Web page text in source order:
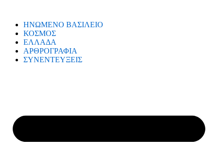
ΗΝΩΜΕΝΟ ΒΑΣΙΛΕΙΟ
ΚΟΣΜΟΣ
ΕΛΛΑΔΑ
ΑΡΘΡΟΓΡΑΦΙΑ
ΣΥΝΕΝΤΕΥΞΕΙΣ